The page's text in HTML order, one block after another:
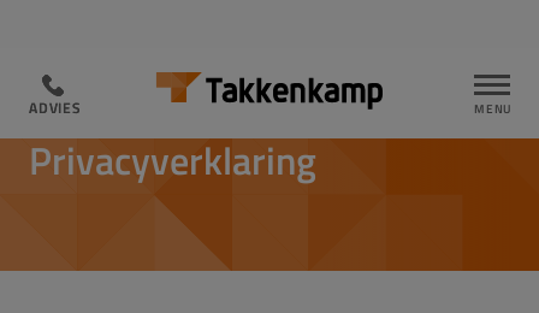
ADVIES
ADVIES
PRIVACYVERKLARING TAKKENKAMP GROEP
Privacyverklaring